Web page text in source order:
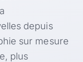
depuis
sur mesure
plus